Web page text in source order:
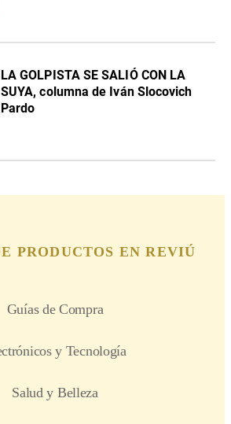
LA GOLPISTA SE SALIÓ CON LA
SUYA, columna de Iván Slocovich
Pardo